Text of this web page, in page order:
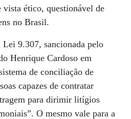
vista ético, questionável de
no Brasil.
9.307, sancionada pelo
Henrique Cardoso em
de conciliação de
capazes de contratar
para dirimir litígios
O mesmo vale para a